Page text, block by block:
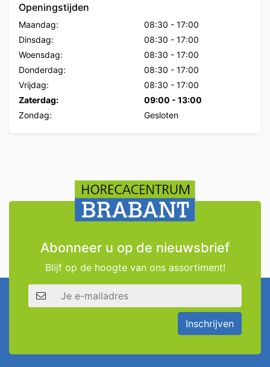
Openingstijden
Maandag: 08:30 - 17:00
Dinsdag:
08:30 - 17:00
Woensdag:
08:30 - 17:00
Donderdag:
08:30 - 17:00
Vrijdag:
08:30 - 17:00
Zaterdag:
09:00 - 13:00
Zondag:
Gesloten
Abonneer u op de nieuwsbrief
Blijf op de hoogte van ons assortiment!
E-mailadres
Inschrijven